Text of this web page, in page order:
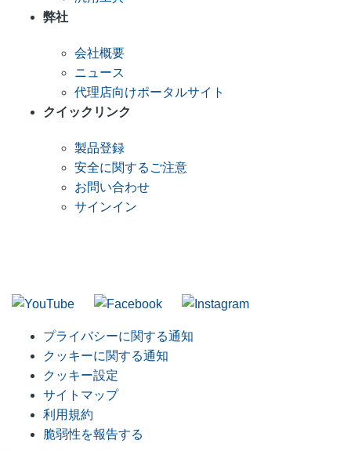
弊社
会社概要
ニュース
代理店向けポータルサイト
クイックリンク
製品登録
安全に関するご注意
お問い合わせ
サインイン
プライバシーに関する通知
クッキーに関する通知
クッキー設定
サイトマップ
利用規約
脆弱性を報告する